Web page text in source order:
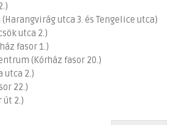
utca 3. és Tengelice utca)
utca 2.)
fasor 1.)
(Kórház fasor 20.)
utca 2.)
22.)
út 2.)